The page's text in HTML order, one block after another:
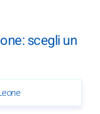
scegli un